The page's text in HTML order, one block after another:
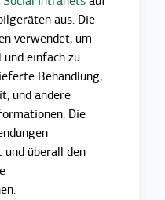
aus. Die
verwendet, um
einfach zu
Behandlung,
und andere
Die
überall den